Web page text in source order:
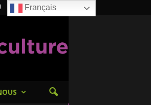
Français